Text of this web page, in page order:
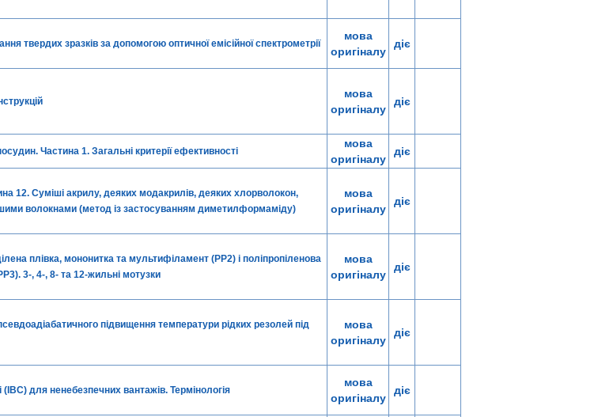
твердих зразків за допомогою оптичної емісійної спектрометрії
мова
оригіналу
діє
мова
оригіналу
діє
Частина 1. Загальні критерії ефективності
мова
оригіналу
діє
12. Суміші акрилу, деяких модакрилів, деяких хлорволокон,
волокнами (метод із застосуванням диметилформаміду)
мова
оригіналу
діє
плівка, мононитка та мультифіламент (PP2) і поліпропіленова
3-, 4-, 8- та 12-жильні мотузки
мова
оригіналу
діє
підвищення температури рідких резолей під
мова
оригіналу
діє
для ненебезпечних вантажів. Термінологія
мова
оригіналу
діє